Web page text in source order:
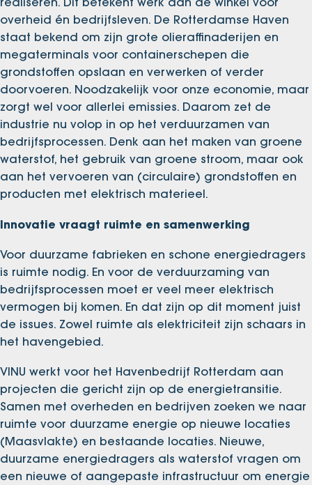
overheid én bedrijfsleven. De Rotterdamse Haven
staat bekend om zijn grote olieraffinaderijen en
megaterminals voor containerschepen die
grondstoffen opslaan en verwerken of verder
doorvoeren. Noodzakelijk voor onze economie, maar
zorgt wel voor allerlei emissies. Daarom zet de
industrie nu volop in op het verduurzamen van
bedrijfsprocessen. Denk aan het maken van groene
waterstof, het gebruik van groene stroom, maar ook
aan het vervoeren van (circulaire) grondstoffen en
producten met elektrisch materieel.
Innovatie vraagt ruimte en samenwerking
Voor duurzame fabrieken en schone energiedragers
is ruimte nodig. En voor de verduurzaming van
bedrijfsprocessen moet er veel meer elektrisch
vermogen bij komen. En dat zijn op dit moment juist
de issues. Zowel ruimte als elektriciteit zijn schaars in
het havengebied.
VINU werkt voor het Havenbedrijf Rotterdam aan
projecten die gericht zijn op de energietransitie.
Samen met overheden en bedrijven zoeken we naar
ruimte voor duurzame energie op nieuwe locaties
(Maasvlakte) en bestaande locaties. Nieuwe,
duurzame energiedragers als waterstof vragen om
een nieuwe of aangepaste infrastructuur om energie